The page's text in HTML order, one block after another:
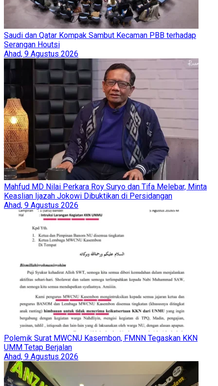
Saudi dan Qatar Kompak Sambut Kecaman PBB terhadap
Serangan Houtsi
Ahad, 9 Agustus 2026
Mahfud MD Nilai Perkara Roy Suryo dan Tifa Melebar, Minta
Keaslian Ijazah Jokowi Dibuktikan di Persidangan
Ahad, 9 Agustus 2026
Polemik Surat MWCNU Kasembon, FMNN Tegaskan KKN
UMM Tetap Berjalan
Ahad, 9 Agustus 2026